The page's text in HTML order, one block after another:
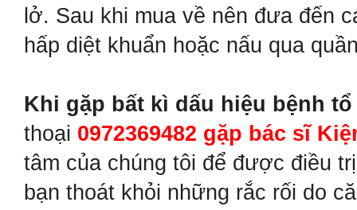
lở. Sau khi mua về nên đưa đến
hấp diệt khuẩn hoặc nấu qua
Khi gặp bất kì dấu hiệu bệnh
thoại 0972369482 gặp bác sĩ
tâm của chúng tôi để được điều
bạn thoát khỏi những rắc rối do